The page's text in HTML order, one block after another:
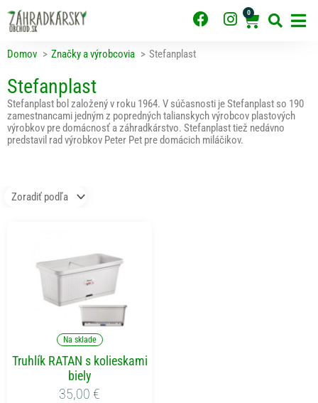
na
obsah
F
o
k
I
g
r
a
m
0
Cart
Domov Značky a výrobcovia Stefanplast
Stefanplast
Stefanplast bol založený v roku 1964. V súčasnosti je Stefanplast so 190
zamestnancami jedným z popredných talianskych výrobcov plastových
výrobkov pre domácnosť a záhradkárstvo. Stefanplast tiež nedávno
predstavil rad výrobkov Peter Pet pre domácich miláčikov.
Pridať do košíka
Na sklade
Truhlík RATAN s kolieskami
biely
35,00 €